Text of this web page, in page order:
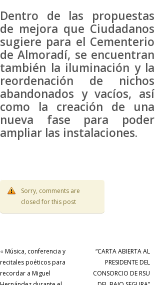
Dentro de las propuestas
de mejora que Ciudadanos
sugiere para el Cementerio
de Almoradí, se encuentran
también la iluminación y la
reordenación de nichos
abandonados y vacíos, así
como la creación de una
nueva fase para poder
ampliar las instalaciones.
Sorry, comments are
closed for this post
« Música, conferencia y
recitales poéticos para
recordar a Miguel
“CARTA ABIERTA AL
PRESIDENTE DEL
CONSORCIO DE RSU